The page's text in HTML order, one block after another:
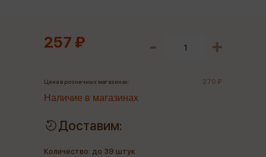
257 ₽
Цена в розничных магазинах: 270 ₽
Наличие в магазинах
Доставим:
Количество: до 39 штук